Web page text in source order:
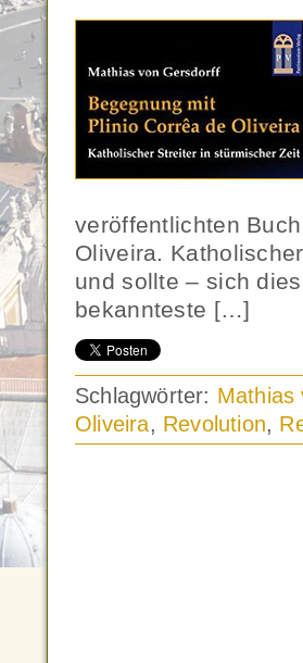
veröffentlichten
Oliveira.
und sollte – sich
bekannteste […]
Schlagwörter: Mathias
Oliveira, Revolution,